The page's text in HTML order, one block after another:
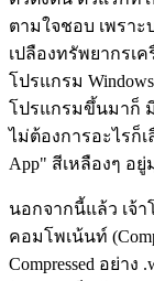
ตามใจชอบ เพราะ
เปลืองทรัพยากรเ
โปรแกรม
โปรแกรมขึ้นมาก็
ไม่ต้องการอะไรก็
App" สีเหลืองๆ อ
นอกจากนี้แล้ว เจ้
คอมโพเน้นท์
Compressed อย่า